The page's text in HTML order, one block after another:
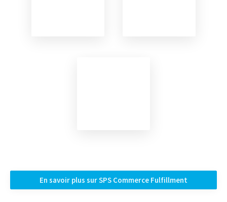
En savoir plus sur SPS Commerce Fulfillment